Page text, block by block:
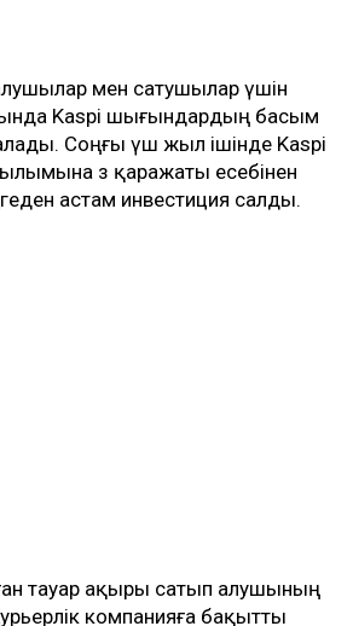
мен сатушылар үшін
Kaspi шығындардың басым
алады. Соңғы үш жыл ішінде Kaspi
өз қаражаты есебінен
астам инвестиция салды.
тауар ақыры сатып алушының
компанияға бақытты